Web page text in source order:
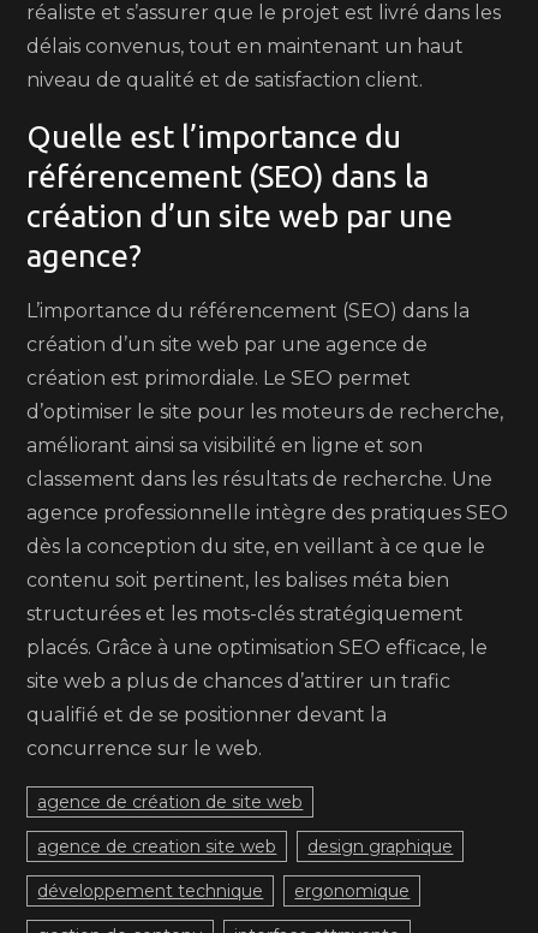
réaliste et s’assurer que le projet est livré dans les
délais convenus, tout en maintenant un haut
niveau de qualité et de satisfaction client.
Quelle est l’importance du
référencement (SEO) dans la
création d’un site web par une
agence?
L’importance du référencement (SEO) dans la
création d’un site web par une agence de
création est primordiale. Le SEO permet
d’optimiser le site pour les moteurs de recherche,
améliorant ainsi sa visibilité en ligne et son
classement dans les résultats de recherche. Une
agence professionnelle intègre des pratiques SEO
dès la conception du site, en veillant à ce que le
contenu soit pertinent, les balises méta bien
structurées et les mots-clés stratégiquement
placés. Grâce à une optimisation SEO efficace, le
site web a plus de chances d’attirer un trafic
qualifié et de se positionner devant la
concurrence sur le web.
agence de création de site web
agence de creation site web design graphique
développement technique ergonomique